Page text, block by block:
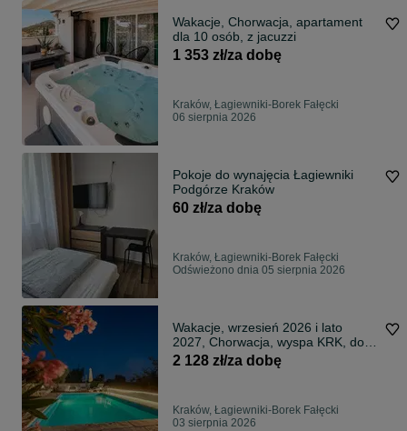
Wakacje, Chorwacja, apartament
dla 10 osób, z jacuzzi
1 353 zł/za dobę
Kraków, Łagiewniki-Borek Fałęcki
06 sierpnia 2026
Pokoje do wynajęcia Łagiewniki
Podgórze Kraków
60 zł/za dobę
Kraków, Łagiewniki-Borek Fałęcki
Odświeżono dnia 05 sierpnia 2026
Wakacje, wrzesień 2026 i lato
2027, Chorwacja, wyspa KRK, dom
z basenem dla 16 osób
2 128 zł/za dobę
Kraków, Łagiewniki-Borek Fałęcki
03 sierpnia 2026